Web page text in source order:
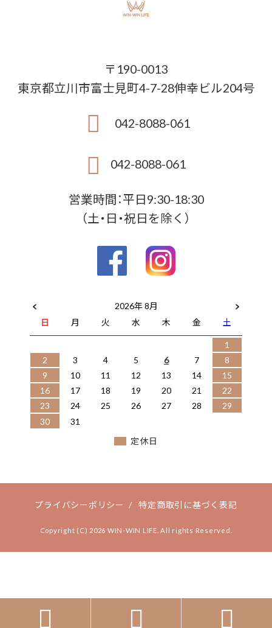
〒190-0013
東京都立川市富士見町4-7-28伸幸ビル204号
042-8088-061
042-8088-061
営業時間：平日9:30-18:30
（土・日・祝日を除く）
2026年 8月
日
月 火 水 木 金
土
1
2
3 4 5 6 7
8
9
10 11 12 13 14
15
16
17 18 19 20 21
22
23
24 25 26 27 28
29
30
31
定休日
プライバシーポリシー / 特定商取引に基づく表記
Copyright (C) 2026 WIN-WIN LIFE. All rights Reserved.
  